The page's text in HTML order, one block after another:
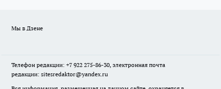
Мы в Дзене
Телефон редакции: +7 922 275-86-30, электронная почта
редакции: sitesredaktor@yandex.ru